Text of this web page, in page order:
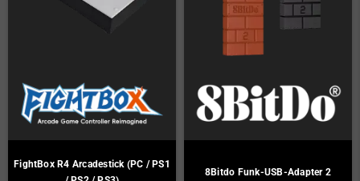
FightBox R4 Arcadestick (PC / PS1
8Bitdo Funk-USB-Adapter 2